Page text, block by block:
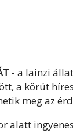
- a lainzi
a körút
meg az
alatt